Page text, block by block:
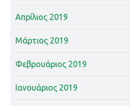
Απρίλιος 2019
Μάρτιος 2019
Φεβρουάριος 2019
Ιανουάριος 2019